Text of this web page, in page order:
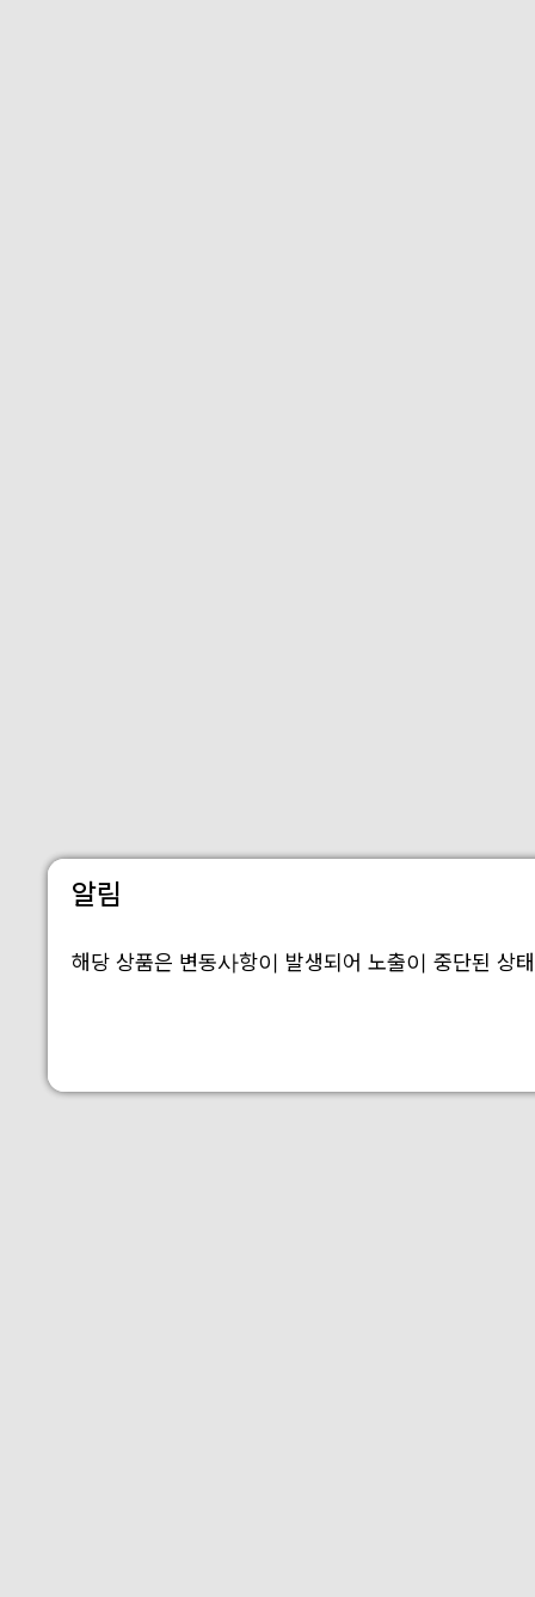
알림
해당 상품은 변동사항이 발생되어 노출이 중단된 상